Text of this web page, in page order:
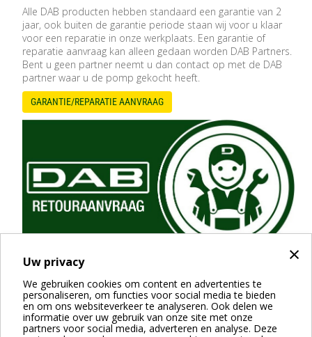
×
Uw privacy
We gebruiken cookies om content en advertenties te
personaliseren, om functies voor social media te bieden
en om ons websiteverkeer te analyseren. Ook delen we
informatie over uw gebruik van onze site met onze
partners voor social media, adverteren en analyse. Deze
Alle DAB producten hebben standaard een garantie van 2
jaar, ook buiten de garantie periode staan wij voor u klaar
voor een reparatie in onze werkplaats. Een garantie of
reparatie aanvraag kan alleen gedaan worden DAB Partners.
Bent u geen partner neemt u dan contact op met de DAB
partner waar u de pomp gekocht heeft.
GARANTIE/REPARATIE AANVRAAG
RETOURAANVRAAG
Binnen 1 maand na levering kunt u nog een retouraanvraag
indienen. Bij transportschade dient u foto's toe te voegen